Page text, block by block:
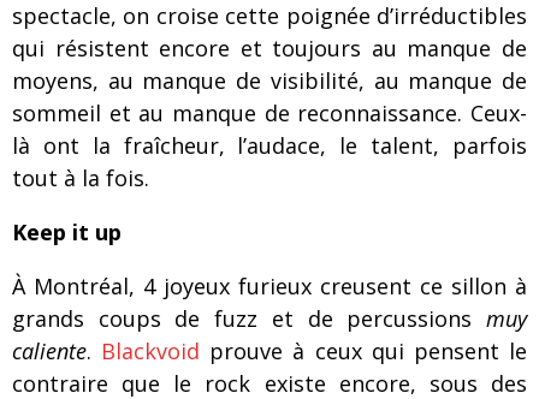
spectacle, on croise cette poignée d’irréductibles
qui résistent encore et toujours au manque de
moyens, au manque de visibilité, au manque de
sommeil et au manque de reconnaissance. Ceux-
là ont la fraîcheur, l’audace, le talent, parfois
tout à la fois.
Keep it up
À Montréal, 4 joyeux furieux creusent ce sillon à
grands coups de fuzz et de percussions muy
caliente. Blackvoid prouve à ceux qui pensent le
contraire que le rock existe encore, sous des